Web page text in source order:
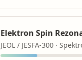
Elektron Spin
JEOL / JESFA-300 ·